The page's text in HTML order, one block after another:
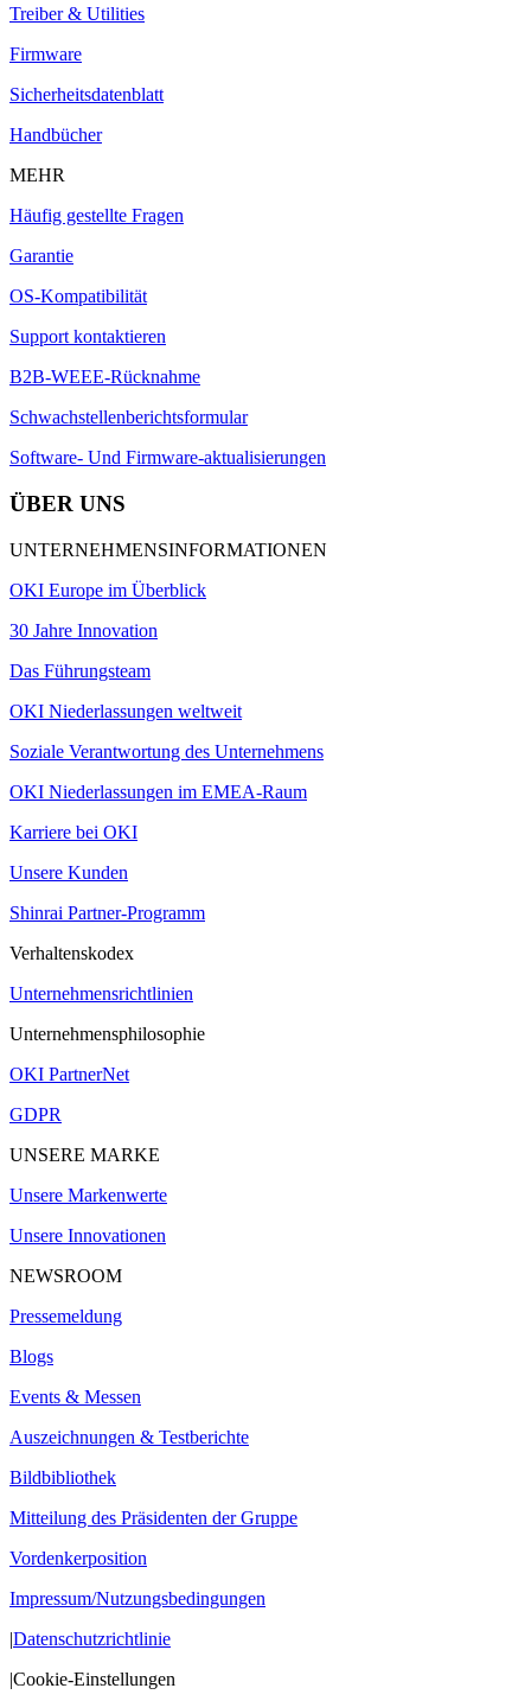
Treiber & Utilities
Firmware
Sicherheitsdatenblatt
Handbücher
MEHR
Häufig gestellte Fragen
Garantie
OS-Kompatibilität
Support kontaktieren
B2B-WEEE-Rücknahme
Schwachstellenberichtsformular
Software- Und Firmware-aktualisierungen
ÜBER UNS
UNTERNEHMENSINFORMATIONEN
OKI Europe im Überblick
30 Jahre Innovation
Das Führungsteam
OKI Niederlassungen weltweit
Soziale Verantwortung des Unternehmens
OKI Niederlassungen im EMEA-Raum
Karriere bei OKI
Unsere Kunden
Shinrai Partner-Programm
Verhaltenskodex
Unternehmensrichtlinien
Unternehmensphilosophie
OKI PartnerNet
GDPR
UNSERE MARKE
Unsere Markenwerte
Unsere Innovationen
NEWSROOM
Pressemeldung
Blogs
Events & Messen
Auszeichnungen & Testberichte
Bildbibliothek
Mitteilung des Präsidenten der Gruppe
Vordenkerposition
Impressum/Nutzungsbedingungen
|Datenschutzrichtlinie
|Cookie-Einstellungen